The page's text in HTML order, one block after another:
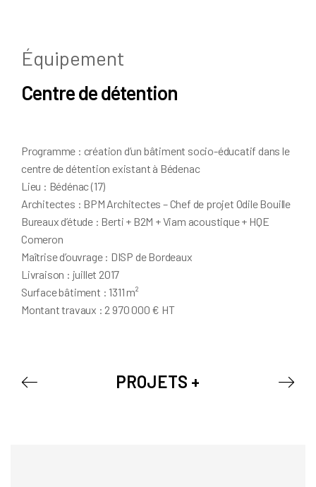
Équipement
Centre de détention
Programme : création d’un bâtiment socio-éducatif dans le
centre de détention existant à Bédenac
Lieu : Bédénac (17)
Architectes : BPM Architectes – Chef de projet Odile Bouille
Bureaux d’étude : Berti + B2M + Viam acoustique + HQE
Comeron
Maîtrise d’ouvrage : DISP de Bordeaux
Livraison : juillet 2017
Surface bâtiment : 1311 m²
Montant travaux : 2 970 000 € HT
PROJETS +